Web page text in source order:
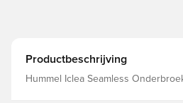
Productbeschrijving
Hummel Iclea Seamless